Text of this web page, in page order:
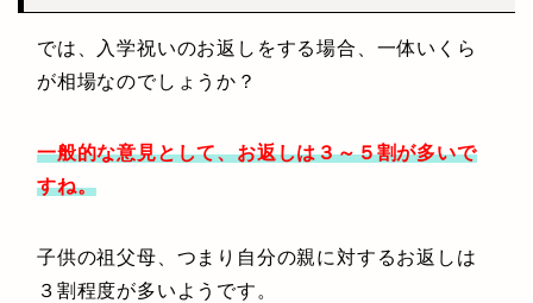
では、入学祝いのお返しをする場合、一体いくら
が相場なのでしょうか？
一般的な意見として、お返しは３～５割が多いで
すね。
子供の祖父母、つまり自分の親に対するお返しは
３割程度が多いようです。